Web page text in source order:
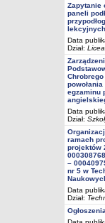
Zapytanie
paneli
Data
Dział: Licea
egzaminu
Data
Dział:
ramach
projektów
–
nr 5 w
Data
Dział: